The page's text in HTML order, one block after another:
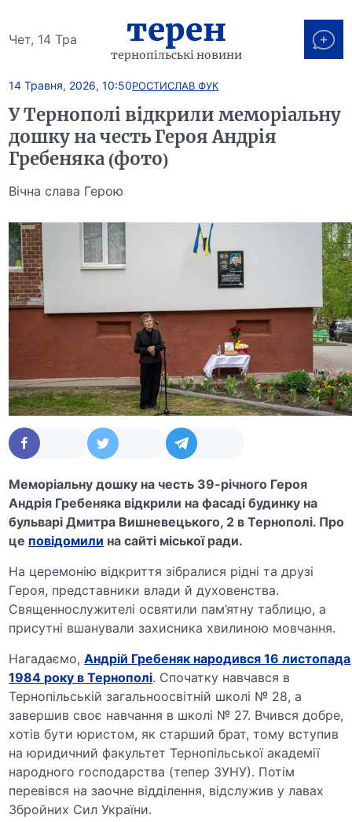
Чет, 14 Тра терен
тернопільські новини
14 Травня, 2026, 10:50РОСТИСЛАВ ФУК
У Тернополі відкрили меморіальну
дошку на честь Героя Андрія
Гребеняка (фото)
Вічна слава Герою
Меморіальну дошку на честь 39-річного Героя
Андрія Гребеняка відкрили на фасаді будинку на
бульварі Дмитра Вишневецького, 2 в Тернополі. Про
це повідомили на сайті міської ради.
На церемонію відкриття зібралися рідні та друзі
Героя, представники влади й духовенства.
Священнослужителі освятили пам’ятну таблицю, а
присутні вшанували захисника хвилиною мовчання.
Нагадаємо,Андрій Гребеняк народився 16 листопада
1984 року в Тернополі. Спочатку навчався в
Тернопільській загальноосвітній школі № 28, а
завершив своє навчання в школі № 27. Вчився добре,
хотів бути юристом, як старший брат, тому вступив
на юридичний факультет Тернопільської академії
народного господарства (тепер ЗУНУ). Потім
перевівся на заочне відділення, відслужив у лавах
Збройних Сил України.